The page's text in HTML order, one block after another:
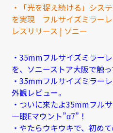
・「光を捉え続ける」シス
を実現 フルサイズミラー
レスリリース | ソニー
・35mmフルサイズミラー
を、ソニーストア大阪で触っ
・35mmフルサイズミラー
外観レビュー。
・ついに来たよ35mmフル
一眼Eマウント”α7”！
・やたらウキウキで、初め